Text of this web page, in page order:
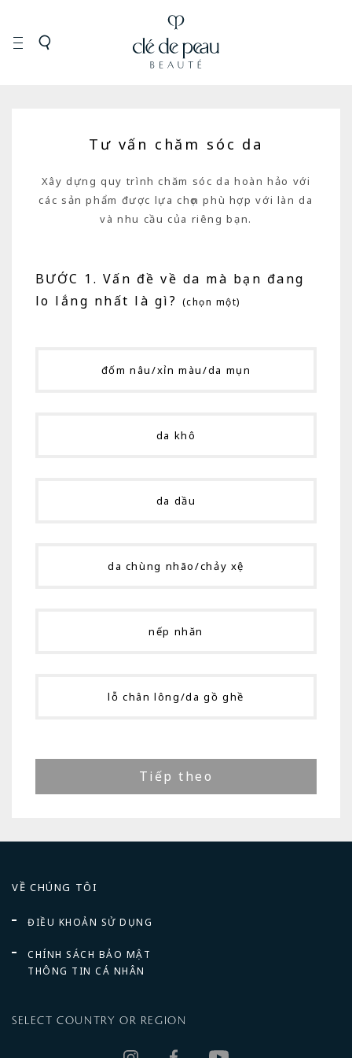
Tư vấn chăm sóc da
Xây dựng quy trình chăm sóc da hoàn hảo với
các sản phẩm được lựa chọn phù hợp với làn da
và nhu cầu của riêng bạn.
BƯỚC 1. Vấn đề về da mà bạn đang
lo lắng nhất là gì? (chọn một)
đốm nâu/xỉn màu/da mụn
da khô
da dầu
da chùng nhão/chảy xệ
nếp nhăn
lỗ chân lông/da gồ ghề
Tiếp theo
VỀ CHÚNG TÔI
ĐIỀU KHOẢN SỬ DỤNG
CHÍNH SÁCH BẢO MẬT
THÔNG TIN CÁ NHÂN
SELECT COUNTRY OR REGION